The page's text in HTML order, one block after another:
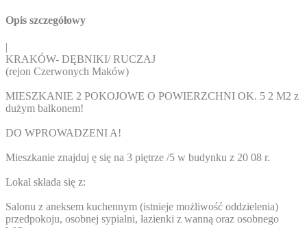
Opis szczegółowy
|
KRAKÓW- DĘBNIKI/ RUCZAJ
(rejon Czerwonych Maków)
MIESZKANIE 2 POKOJOWE O POWIERZCHNI OK. 5 2 M2 z
dużym balkonem!
DO WPROWADZENI A!
Mieszkanie znajduj ę się na 3 piętrze /5 w budynku z 20 08 r.
Lokal składa się z:
Salonu z aneksem kuchennym (istnieje możliwość oddzielenia)
przedpokoju, osobnej sypialni, łazienki z wanną oraz osobnego